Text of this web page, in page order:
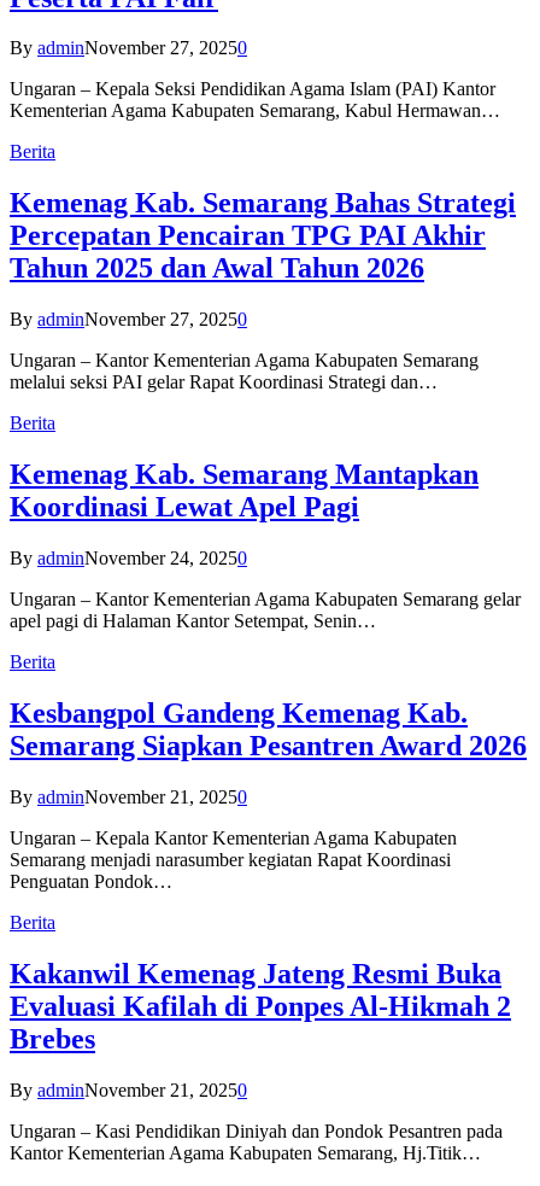
By adminNovember 27, 20250
Ungaran – Kepala Seksi Pendidikan Agama Islam (PAI) Kantor
Kementerian Agama Kabupaten Semarang, Kabul Hermawan…
Berita
Kemenag Kab. Semarang Bahas Strategi
Percepatan Pencairan TPG PAI Akhir
Tahun 2025 dan Awal Tahun 2026
By adminNovember 27, 20250
Ungaran – Kantor Kementerian Agama Kabupaten Semarang
melalui seksi PAI gelar Rapat Koordinasi Strategi dan…
Berita
Kemenag Kab. Semarang Mantapkan
Koordinasi Lewat Apel Pagi
By adminNovember 24, 20250
Ungaran – Kantor Kementerian Agama Kabupaten Semarang gelar
apel pagi di Halaman Kantor Setempat, Senin…
Berita
Kesbangpol Gandeng Kemenag Kab.
Semarang Siapkan Pesantren Award 2026
By adminNovember 21, 20250
Ungaran – Kepala Kantor Kementerian Agama Kabupaten
Semarang menjadi narasumber kegiatan Rapat Koordinasi
Penguatan Pondok…
Berita
Kakanwil Kemenag Jateng Resmi Buka
Evaluasi Kafilah di Ponpes Al-Hikmah 2
Brebes
By adminNovember 21, 20250
Ungaran – Kasi Pendidikan Diniyah dan Pondok Pesantren pada
Kantor Kementerian Agama Kabupaten Semarang, Hj.Titik…